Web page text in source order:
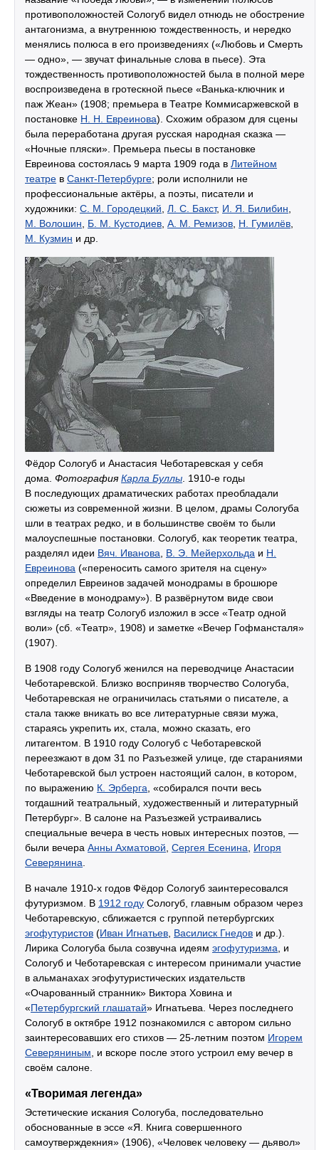
противоположностей Сологуб видел отнюдь не обострение
антагонизма, а внутреннюю тождественность, и нередко
менялись полюса в его произведениях («Любовь и Смерть
— одно», — звучат финальные слова в пьесе). Эта
тождественность противоположностей была в полной мере
воспроизведена в гротескной пьесе «Ванька-ключник и
паж Жеан» (1908; премьера в Театре Коммисаржевской в
постановке Н. Н. Евреинова). Схожим образом для сцены
была переработана другая русская народная сказка —
«Ночные пляски». Премьера пьесы в постановке
Евреинова состоялась 9 марта 1909 года в Литейном
театре в Санкт-Петербурге; роли исполнили не
профессиональные актёры, а поэты, писатели и
художники: С. М. Городецкий Л. С. Бакст, И. Я. Билибин
М. Волошин
Б. М. Кустодиев А. М. Ремизов Н. Гумилёв
М. Кузмин и др.
Фёдор Сологуб и Анастасия Чеботаревская у себя
дома. ФотографияКарла Буллы . 1910-е годы
В последующих драматических работах преобладали
сюжеты из современной жизни. В целом, драмы Сологуба
шли в театрах редко, и в большинстве своём то были
малоуспешные постановки. Сологуб, как теоретик театра,
разделял идеи Вяч. Иванова В. Э. Мейерхольда и Н.
Евреинова («переносить самого зрителя на сцену»
определил Евреинов задачей монодрамы в брошюре
«Введение в монодраму»). В развёрнутом виде свои
взгляды на театр Сологуб изложил в эссе «Театр одной
воли» (сб. «Театр», 1908) и заметке «Вечер Гофмансталя»
(1907).
В 1908 году Сологуб женился на переводчице Анастасии
Чеботаревской. Близко восприняв творчество Сологуба,
Чеботаревская не ограничилась статьями о писателе, а
стала также вникать во все литературные связи мужа,
стараясь укрепить их, стала, можно сказать, его
литагентом. В 1910 году Сологуб с Чеботаревской
переезжают в дом 31 по Разъезжей улице, где стараниями
Чеботаревской был устроен настоящий салон, в котором,
по выражению К. Эрберга , «собирался почти весь
тогдашний театральный, художественный и литературный
Петербург». В салоне на Разъезжей устраивались
специальные вечера в честь новых интересных поэтов, —
были вечера Анны Ахматовой Сергея Есенина
Игоря
Северянина
В начале 1910-х годов Фёдор Сологуб заинтересовался
футуризмом. В 1912 году Сологуб, главным образом через
Чеботаревскую, сближается с группой петербургских
эгофутуристов (Иван Игнатьев Василиск Гнедов и др.).
Лирика Сологуба была созвучна идеям эгофутуризма , и
Сологуб и Чеботаревская с интересом принимали участие
в альманахах эгофутуристических издательств
«Очарованный странник» Виктора Ховина и
«Петербургский глашатай» Игнатьева. Через последнего
Сологуб в октябре 1912 познакомился с автором сильно
заинтересовавших его стихов — 25-летним поэтом Игорем
Северяниным , и вскоре после этого устроил ему вечер в
своём салоне.
«Творимая легенда»
Эстетические искания Сологуба, последовательно
обоснованные в эссе «Я. Книга совершенного
самоутверждекния» (1906), «Человек человеку — дьявол»